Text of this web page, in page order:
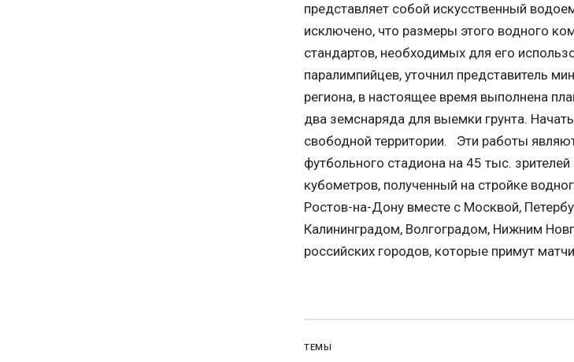
представляет собой искусственный
исключено, что размеры этого водного
стандартов, необходимых для его
паралимпийцев, уточнил представитель
региона, в настоящее время выполнена
два земснаряда для выемки грунта.
свободной территории. Эти работы
футбольного стадиона на 45 тыс.
кубометров, полученный на стройке
Ростов-на-Дону вместе с Москвой,
Калининградом, Волгоградом, Нижним
российских городов, которые примут
ТЕМЫ